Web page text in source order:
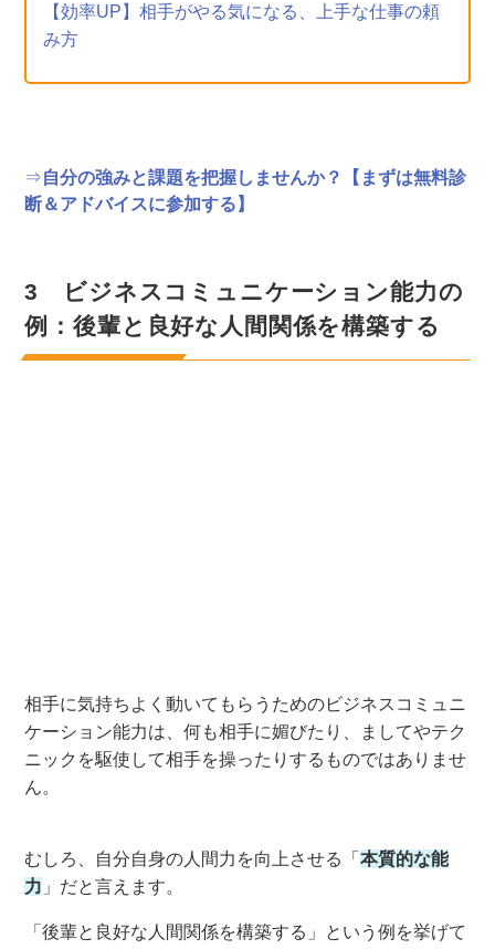
【効率UP】相手がやる気になる、上手な仕事の頼
み方
⇒自分の強みと課題を把握しませんか？【まずは無料診
断＆アドバイスに参加する】
3 ビジネスコミュニケーション能力の
例：後輩と良好な人間関係を構築する
相手に気持ちよく動いてもらう ためのビジネスコミュニ
ケーション能力は、何も相手に媚びたり、ましてやテク
ニックを駆使して相手を操ったりする ものではありませ
ん。
むしろ、自分自身の人間力を向上させる 「本質的な能
力 」だと言えます。
「後輩と良好な人間関係を構築する」 という例を挙げて